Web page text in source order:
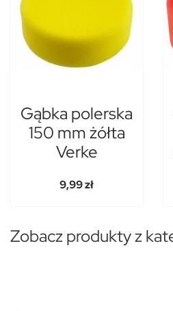
Gąbka polerska
150 mm żółta
Verke
9,99 zł
Zobacz produkty z